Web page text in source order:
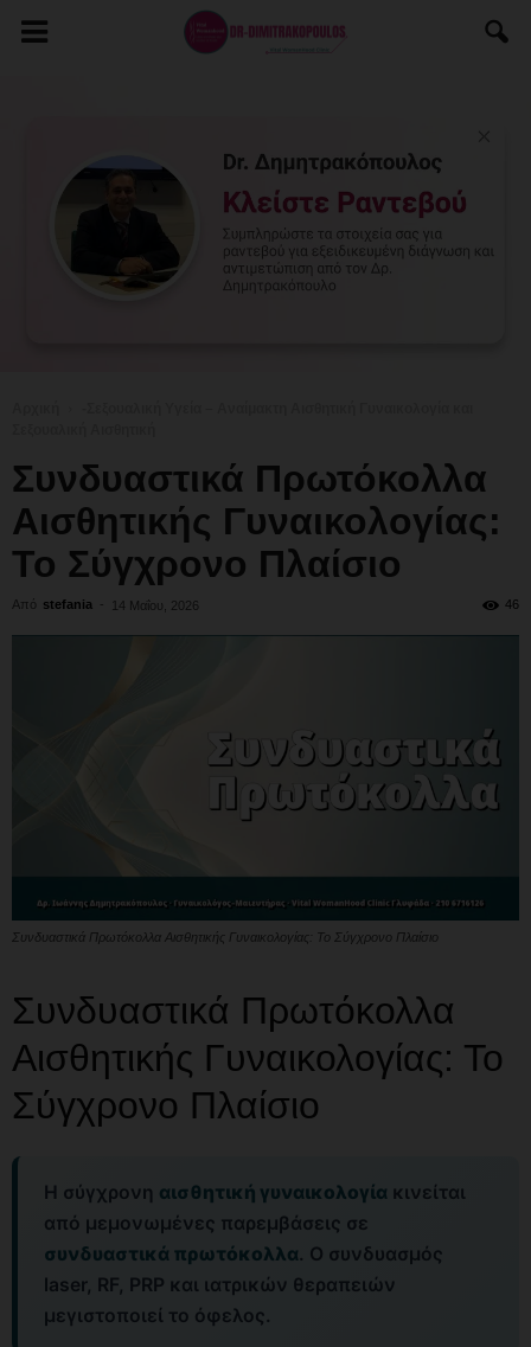
Συνδυαστικά Πρωτόκολλα
Αισθητικής Γυναικολογίας:
Το Σύγχρονο Πλαίσιο
Από stefania - 14 Μαΐου, 2026 46
Συνδυαστικά Πρωτόκολλα Αισθητικής Γυναικολογίας: Το Σύγχρονο Πλαίσιο
Συνδυαστικά Πρωτόκολλα
Αισθητικής Γυναικολογίας: Το
Σύγχρονο Πλαίσιο
Η σύγχρονη αισθητική γυναικολογία κινείται
από μεμονωμένες παρεμβάσεις σε
συνδυαστικά πρωτόκολλα. Ο συνδυασμός
laser, RF, PRP και ιατρικών θεραπειών
μεγιστοποιεί το όφελος.